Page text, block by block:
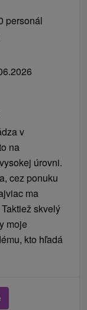
personál
v
na
úrovni.
cez ponuku
ma
skvelý
moje
kto hľadá